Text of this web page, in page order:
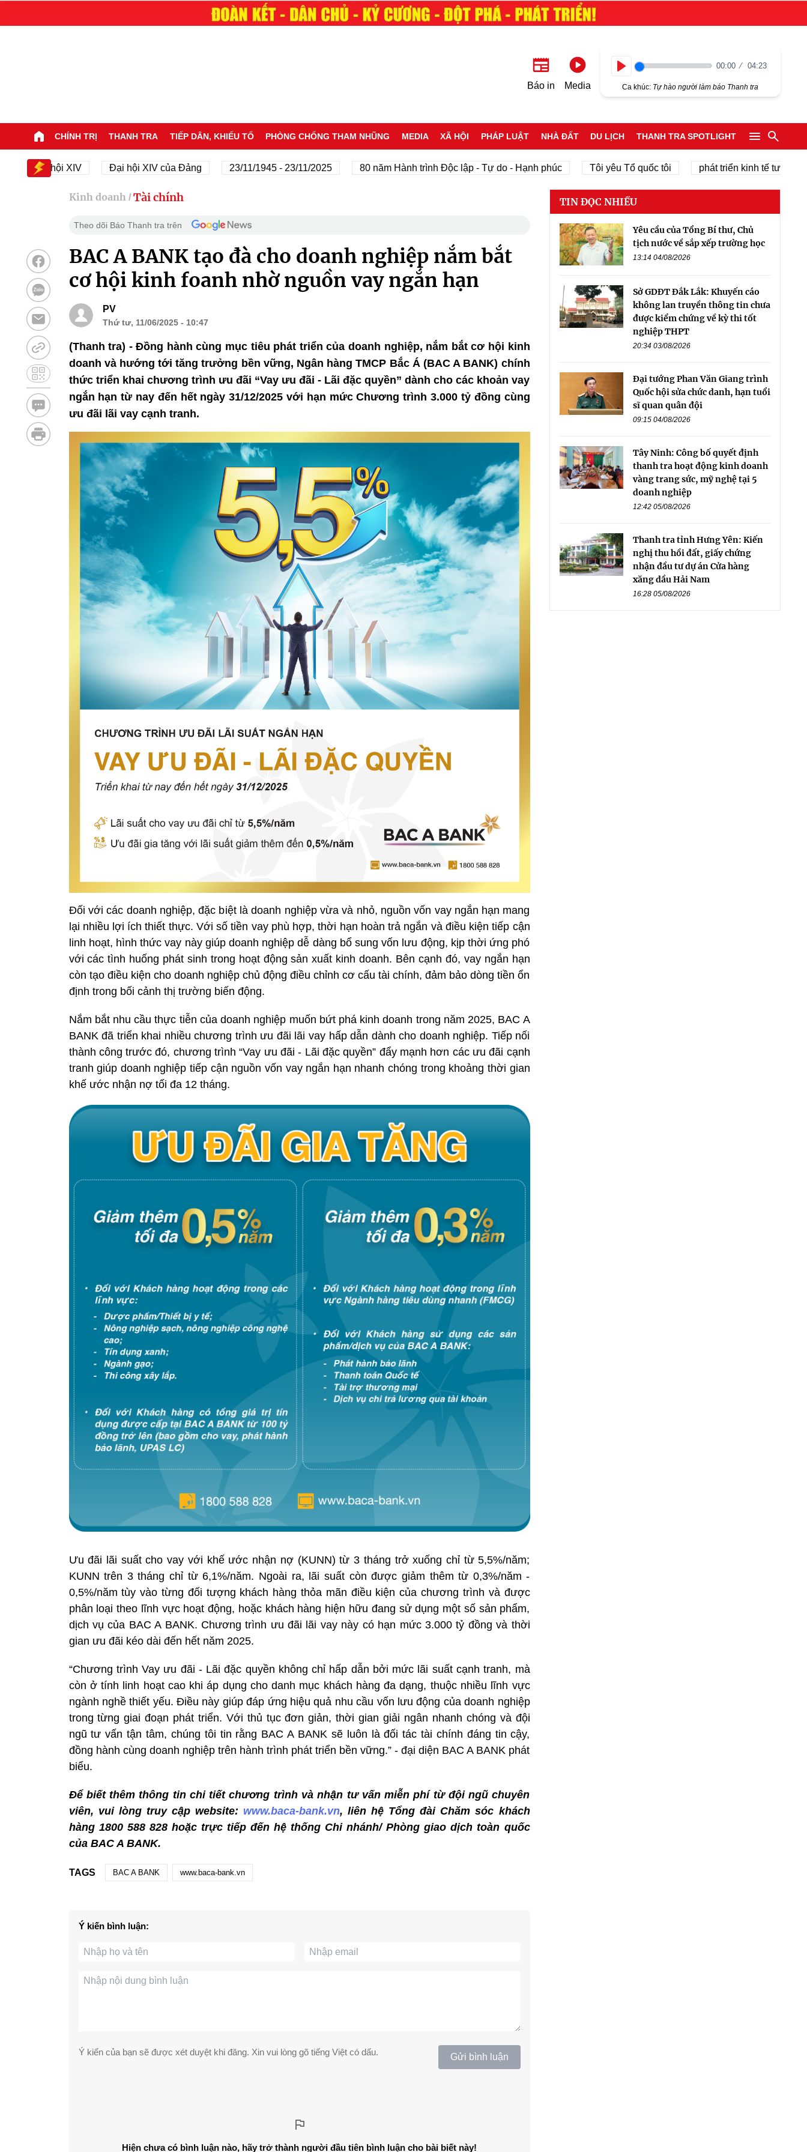
Báo in Media
00:00 04:23
Ca khúc: Tự hào người làm báo Thanh tra
CHÍNH TRỊ THANH TRA TIẾP DÂN, KHIẾU TỐ PHÒNG CHỐNG THAM NHŨNG MEDIA XÃ HỘI PHÁP LUẬT NHÀ ĐẤT DU LỊCH THANH TRA SPOTLIGHT
Đại hội XIV Đại hội XIV của Đảng 23/11/1945 - 23/11/2025 80 năm Hành trình Độc lập - Tự do - Hạnh phúc Tôi yêu Tổ quốc tôi phát triển kinh tế tư nhân
Kinh doanh / Tài chính
Theo dõi Báo Thanh tra trên
BAC A BANK tạo đà cho doanh nghiệp nắm bắt
cơ hội kinh foanh nhờ nguồn vay ngắn hạn
PV
Thứ tư, 11/06/2025 - 10:47
(Thanh tra) - Đồng hành cùng mục tiêu phát triển của doanh nghiệp, nắm bắt cơ hội kinh
doanh và hướng tới tăng trưởng bền vững, Ngân hàng TMCP Bắc Á (BAC A BANK) chính
thức triển khai chương trình ưu đãi “Vay ưu đãi - Lãi đặc quyền” dành cho các khoản vay
ngắn hạn từ nay đến hết ngày 31/12/2025 với hạn mức Chương trình 3.000 tỷ đồng cùng
ưu đãi lãi vay cạnh tranh.
Đối với các doanh nghiệp, đặc biệt là doanh nghiệp vừa và nhỏ, nguồn vốn vay ngắn hạn mang
lại nhiều lợi ích thiết thực. Với số tiền vay phù hợp, thời hạn hoàn trả ngắn và điều kiện tiếp cận
linh hoạt, hình thức vay này giúp doanh nghiệp dễ dàng bổ sung vốn lưu động, kịp thời ứng phó
với các tình huống phát sinh trong hoạt động sản xuất kinh doanh. Bên cạnh đó, vay ngắn hạn
còn tạo điều kiện cho doanh nghiệp chủ động điều chỉnh cơ cấu tài chính, đảm bảo dòng tiền ổn
định trong bối cảnh thị trường biến động.
Nắm bắt nhu cầu thực tiễn của doanh nghiệp muốn bứt phá kinh doanh trong năm 2025, BAC A
BANK đã triển khai nhiều chương trình ưu đãi lãi vay hấp dẫn dành cho doanh nghiệp. Tiếp nối
thành công trước đó, chương trình “Vay ưu đãi - Lãi đặc quyền” đẩy mạnh hơn các ưu đãi cạnh
tranh giúp doanh nghiệp tiếp cận nguồn vốn vay ngắn hạn nhanh chóng trong khoảng thời gian
khế ước nhận nợ tối đa 12 tháng.
Ưu đãi lãi suất cho vay với khế ước nhận nợ (KUNN) từ 3 tháng trở xuống chỉ từ 5,5%/năm;
KUNN trên 3 tháng chỉ từ 6,1%/năm. Ngoài ra, lãi suất còn được giảm thêm từ 0,3%/năm -
0,5%/năm tùy vào từng đối tượng khách hàng thỏa mãn điều kiện của chương trình và được
phân loại theo lĩnh vực hoạt động, hoặc khách hàng hiện hữu đang sử dụng một số sản phẩm,
dịch vụ của BAC A BANK. Chương trình ưu đãi lãi vay này có hạn mức 3.000 tỷ đồng và thời
gian ưu đãi kéo dài đến hết năm 2025.
“Chương trình Vay ưu đãi - Lãi đặc quyền không chỉ hấp dẫn bởi mức lãi suất cạnh tranh, mà
còn ở tính linh hoạt cao khi áp dụng cho danh mục khách hàng đa dạng, thuộc nhiều lĩnh vực
ngành nghề thiết yếu. Điều này giúp đáp ứng hiệu quả nhu cầu vốn lưu động của doanh nghiệp
trong từng giai đoạn phát triển. Với thủ tục đơn giản, thời gian giải ngân nhanh chóng và đội
ngũ tư vấn tận tâm, chúng tôi tin rằng BAC A BANK sẽ luôn là đối tác tài chính đáng tin cậy,
đồng hành cùng doanh nghiệp trên hành trình phát triển bền vững.” - đại diện BAC A BANK phát
biểu.
Để biết thêm thông tin chi tiết chương trình và nhận tư vấn miễn phí từ đội ngũ chuyên
viên, vui lòng truy cập website: www.baca-bank.vn, liên hệ Tổng đài Chăm sóc khách
hàng 1800 588 828 hoặc trực tiếp đến hệ thống Chi nhánh/ Phòng giao dịch toàn quốc
của BAC A BANK.
TAGS BAC A BANK www.baca-bank.vn
Ý kiến bình luận:
Ý kiến của bạn sẽ được xét duyệt khi đăng. Xin vui lòng gõ tiếng Việt có dấu. Gửi bình luận
Hiện chưa có bình luận nào, hãy trở thành người đầu tiên bình luận cho bài biết này!
TIN ĐỌC NHIỀU
Yêu cầu của Tổng Bí thư, Chủ
tịch nước về sắp xếp trường học
13:14 04/08/2026
Sở GDĐT Đắk Lắk: Khuyến cáo
không lan truyền thông tin chưa
được kiểm chứng về kỳ thi tốt
nghiệp THPT
20:34 03/08/2026
Đại tướng Phan Văn Giang trình
Quốc hội sửa chức danh, hạn tuổi
sĩ quan quân đội
09:15 04/08/2026
Tây Ninh: Công bố quyết định
thanh tra hoạt động kinh doanh
vàng trang sức, mỹ nghệ tại 5
doanh nghiệp
12:42 05/08/2026
Thanh tra tỉnh Hưng Yên: Kiến
nghị thu hồi đất, giấy chứng
nhận đầu tư dự án Cửa hàng
xăng dầu Hải Nam
16:28 05/08/2026